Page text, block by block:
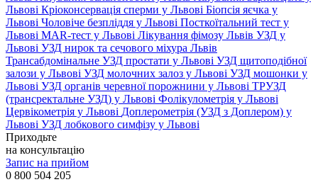
Львові Кріоконсервація сперми у Львові Біопсія яєчка у
Львові Чоловіче безпліддя у Львові Посткоїтальний тест у
Львові MAR-тест у Львові Лікування фімозу Львів УЗД у
Львові УЗД нирок та сечового міхура Львів
Трансабдомінальне УЗД простати у Львові УЗД щитоподібної
залози у Львові УЗД молочних залоз у Львові УЗД мошонки у
Львові УЗД органів черевної порожнини у Львові ТРУЗД
(трансректальне УЗД) у Львові Фолікулометрія у Львові
Цервікометрія у Львові Доплерометрія (УЗД з Доплером) у
Львові УЗД лобкового симфізу у Львові
Приходьте
на консультацію
Запис на прийом
0 800 504 205